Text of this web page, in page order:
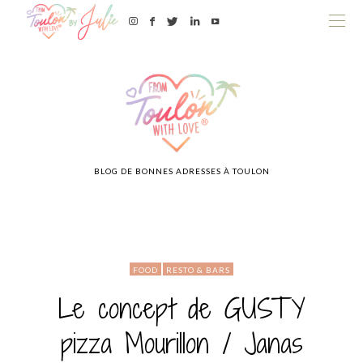
BLOG DE BONNES ADRESSES À TOULON
FOOD RESTO & BARS
Le concept de GUSTY
pizza Mourillon / Janas